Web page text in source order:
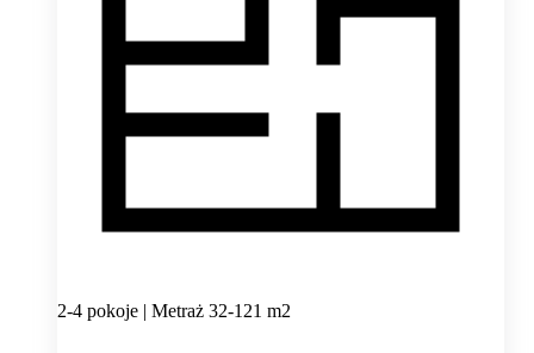
2-4 pokoje | Metraż 32-121 m2